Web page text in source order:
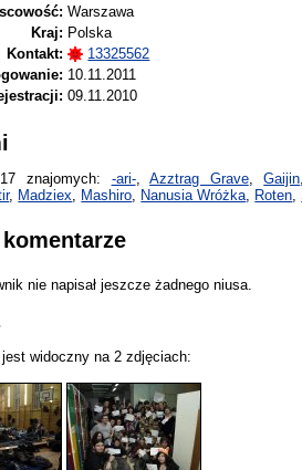
Warszawa
Kraj: Polska
Kontakt:
13325562
10.11.2011
09.11.2010
znajomych: -ari-,Azztrag Grave,Gaijin
, Madziex, Mashiro, Nanusia Wróżka, Roten,
nie napisał jeszcze żadnego niusa.
widoczny na 2 zdjęciach: